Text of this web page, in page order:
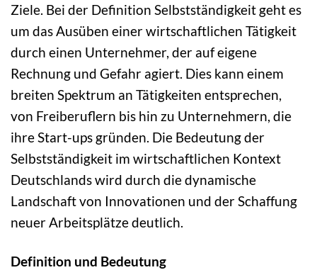
Ziele. Bei der Definition Selbstständigkeit geht es
um das Ausüben einer wirtschaftlichen Tätigkeit
durch einen Unternehmer, der auf eigene
Rechnung und Gefahr agiert. Dies kann einem
breiten Spektrum an Tätigkeiten entsprechen,
von Freiberuflern bis hin zu Unternehmern, die
ihre Start-ups gründen. Die Bedeutung der
Selbstständigkeit im wirtschaftlichen Kontext
Deutschlands wird durch die dynamische
Landschaft von Innovationen und der Schaffung
neuer Arbeitsplätze deutlich.
Definition und Bedeutung